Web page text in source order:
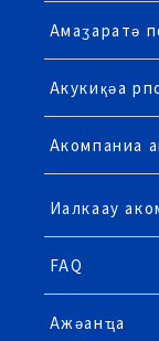
Амаӡаратә
Акукиқәа
Акомпаниа
Иалкаау
FAQ
Ажәанҵа